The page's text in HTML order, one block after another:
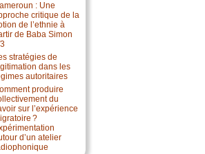
: Une
critique de la
de l’ethnie à
de Baba Simon
stratégies de
dans les
autoritaires
produire
du
sur l’expérience
?
d’un atelier